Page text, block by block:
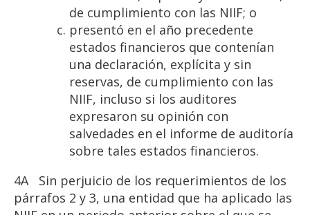
de cumplimiento con las NIIF; o
presentó en el año precedente
estados financieros que contenían
una declaración, explícita y sin
reservas, de cumplimiento con las
NIIF, incluso si los auditores
expresaron su opinión con
salvedades en el informe de auditoría
sobre tales estados financieros.
4A
Sin perjuicio de los requerimientos de los
párrafos 2 y 3, una entidad que ha aplicado las